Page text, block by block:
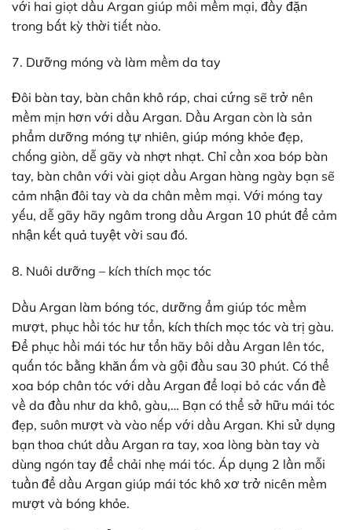
với hai giọt dầu Argan giúp môi mềm mại, đầy đặn
trong bất kỳ thời tiết nào.
7. Dưỡng móng và làm mềm da tay
Đôi bàn tay, bàn chân khô ráp, chai cứng sẽ trở nên
mềm mịn hơn với dầu Argan. Dầu Argan còn là sản
phẩm dưỡng móng tự nhiên, giúp móng khỏe đẹp,
chống giòn, dễ gãy và nhợt nhạt. Chỉ cần xoa bóp bàn
tay, bàn chân với vài giọt dầu Argan hàng ngày bạn sẽ
cảm nhận đôi tay và da chân mềm mại. Với móng tay
yếu, dễ gãy hãy ngâm trong dầu Argan 10 phút để cảm
nhận kết quả tuyệt vời sau đó.
8. Nuôi dưỡng – kích thích mọc tóc
Dầu Argan làm bóng tóc, dưỡng ẩm giúp tóc mềm
mượt, phục hồi tóc hư tổn, kích thích mọc tóc và trị gàu.
Để phục hồi mái tóc hư tổn hãy bôi dầu Argan lên tóc,
quấn tóc bằng khăn ấm và gội đầu sau 30 phút. Có thể
xoa bóp chân tóc với dầu Argan để loại bỏ các vấn đề
về da đầu như da khô, gàu,… Bạn có thể sở hữu mái tóc
đẹp, suôn mượt và vào nếp với dầu Argan. Khi sử dụng
bạn thoa chút dầu Argan ra tay, xoa lòng bàn tay và
dùng ngón tay để chải nhẹ mái tóc. Áp dụng 2 lần mỗi
tuần để dầu Argan giúp mái tóc khô xơ trở nicên mềm
mượt và bóng khỏe.